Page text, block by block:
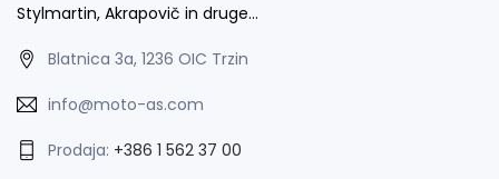
Stylmartin, Akrapovič in druge…
Blatnica 3a, 1236 OIC Trzin
info@moto-as.com
Prodaja: +386 1 562 37 00